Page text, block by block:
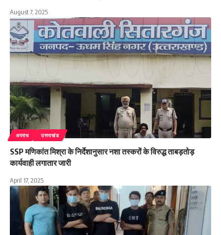
August 7, 2025
अपराध उत्तराखंड
SSP मणिकांत मिश्रा के निर्देशानुसार नशा तस्करों के विरुद्ध ताबड़तोड़
कार्यवाही लगातार जारी
April 17, 2025